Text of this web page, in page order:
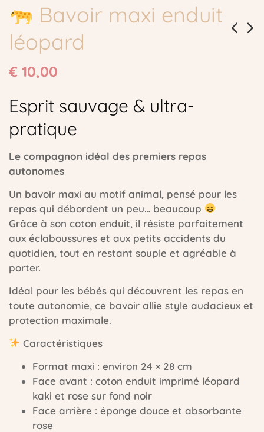
Bavoir maxi enduit
léopard
€ 10,00
Esprit sauvage & ultra-
pratique
Le compagnon idéal des premiers repas
autonomes
Un bavoir maxi au motif animal, pensé pour les
repas qui débordent un peu… beaucoup
Grâce à son coton enduit, il résiste parfaitement
aux éclaboussures et aux petits accidents du
quotidien, tout en restant souple et agréable à
porter.
Idéal pour les bébés qui découvrent les repas en
toute autonomie, ce bavoir allie style audacieux et
protection maximale.
Caractéristiques
Format maxi : environ 24 × 28 cm
Face avant : coton enduit imprimé léopard
kaki et rose sur fond noir
Face arrière : éponge douce et absorbante
rose